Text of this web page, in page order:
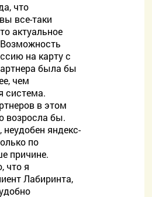
что
все-таки
актуальное
на карту с
была бы
чем
система.
в этом
возросла бы.
яндекс-
по
причине.
что я
Лабиринта,